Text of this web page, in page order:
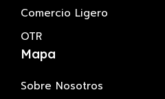
Comercio Ligero
OTR
Mapa
Sobre Nosotros